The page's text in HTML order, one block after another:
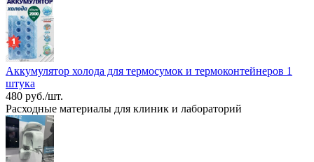
Аккумулятор холода для термосумок и термоконтейнеров 1
штука
480 руб./шт.
Расходные материалы для клиник и лабораторий